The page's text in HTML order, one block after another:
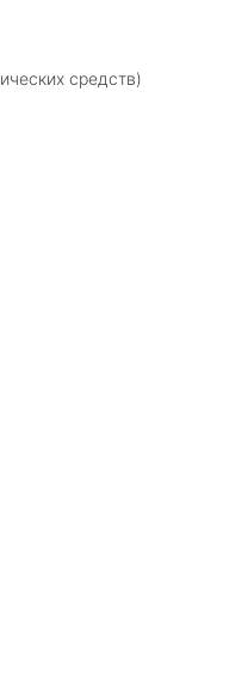
средств)